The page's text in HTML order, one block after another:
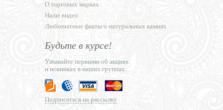
О торговых марках
Наше видео
Любопытные факты о натуральных камнях
Будьте в курсе!
Узнавайте первыми об акциях
и новинках в наших группах:
Подписаться на рассылку